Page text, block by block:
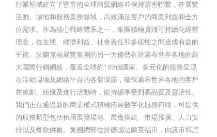
行業領域建立了豐富的全球商貿網絡並保持緊密聯繫，在展覽
活動、場地和服務業務領域，高效滿足客戶的商業利益和全方
位需求。作為核心戰略體系之一，集團積極實踐可持續化經營
理念，在生態、經濟利益、社會責任和多樣性之間達成有益的
平衡。法蘭克福展覽集團的另一大優勢在於遍布世界各地的龐
大國際行銷網絡，覆蓋全球約180個國家。多元化的服務呈現
在活動現場及網絡平台的各個環節，確保遍布世界各地的客戶
在策劃、組織及進行活動時，能持續享受到高品質及靈活性。
我們正在通過新的商業模式積極拓展數字化服務範疇，可提供
的服務類型包括租用展覽場地、展會搭建、市場推廣、人力安
排以及餐飲供應。集團總部位於德國法蘭克福市，由該市和黑